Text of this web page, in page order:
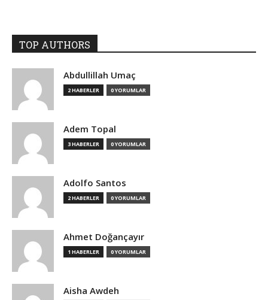
TOP AUTHORS
Abdullillah Umaç
2 HABERLER 0 YORUMLAR
Adem Topal
3 HABERLER 0 YORUMLAR
Adolfo Santos
2 HABERLER 0 YORUMLAR
Ahmet Doğançayır
1 HABERLER 0 YORUMLAR
Aisha Awdeh